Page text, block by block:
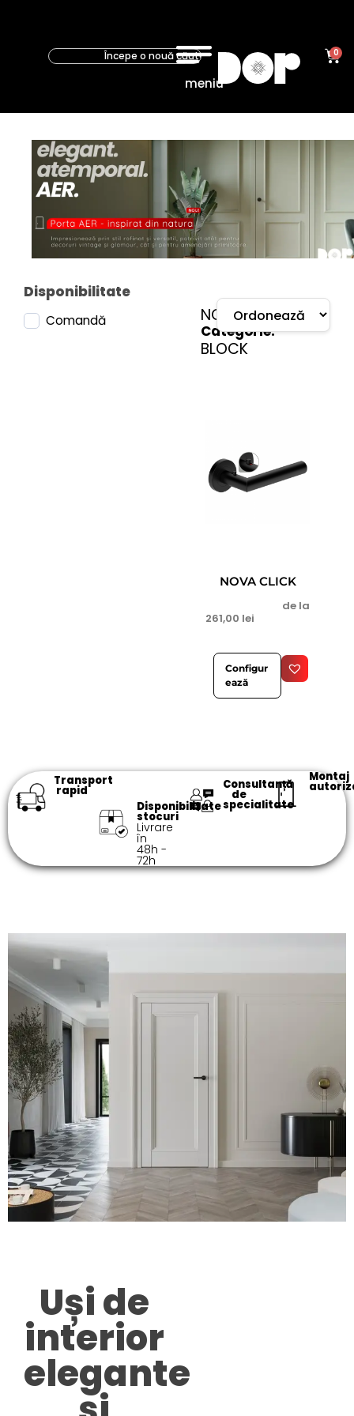
meniu
0
NOVA
BLOCK
Disponibilitate
Comandă
Categorie:
NOVA
BLOCK
NOVA CLICK
de la
261,00 lei
Configur
ează
Transport
rapid
Disponibilitate
stocuri
Livrare
în
48h -
72h​
Consultanță
de
specialitate​
Montaj
Uși de
interior
elegante